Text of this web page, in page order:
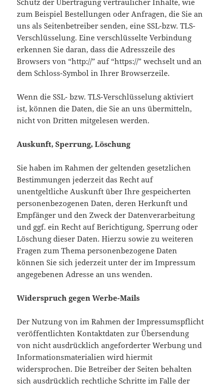
Schutz der Übertragung vertraulicher Inhalte, wie
zum Beispiel Bestellungen oder Anfragen, die Sie an
uns als Seitenbetreiber senden, eine SSL-bzw. TLS-
Verschlüsselung. Eine verschlüsselte Verbindung
erkennen Sie daran, dass die Adresszeile des
Browsers von “http://” auf “https://” wechselt und an
dem Schloss-Symbol in Ihrer Browserzeile.
Wenn die SSL- bzw. TLS-Verschlüsselung aktiviert
ist, können die Daten, die Sie an uns übermitteln,
nicht von Dritten mitgelesen werden.
Auskunft, Sperrung, Löschung
Sie haben im Rahmen der geltenden gesetzlichen
Bestimmungen jederzeit das Recht auf
unentgeltliche Auskunft über Ihre gespeicherten
personenbezogenen Daten, deren Herkunft und
Empfänger und den Zweck der Datenverarbeitung
und ggf. ein Recht auf Berichtigung, Sperrung oder
Löschung dieser Daten. Hierzu sowie zu weiteren
Fragen zum Thema personenbezogene Daten
können Sie sich jederzeit unter der im Impressum
angegebenen Adresse an uns wenden.
Widerspruch gegen Werbe-Mails
Der Nutzung von im Rahmen der Impressumspflicht
veröffentlichten Kontaktdaten zur Übersendung
von nicht ausdrücklich angeforderter Werbung und
Informationsmaterialien wird hiermit
widersprochen. Die Betreiber der Seiten behalten
sich ausdrücklich rechtliche Schritte im Falle der